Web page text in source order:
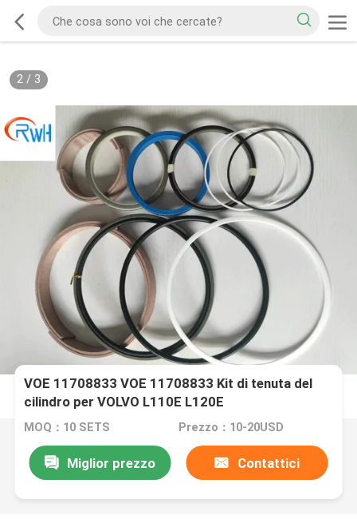
2/ 3
VOE 11708833 VOE 11708833 Kit di tenuta del
cilindro per VOLVO L110E L120E
MOQ：10 SETS Prezzo：10-20USD
Miglior prezzo Contattici